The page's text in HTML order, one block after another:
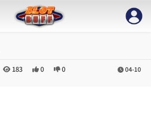
183 0 0 04-10